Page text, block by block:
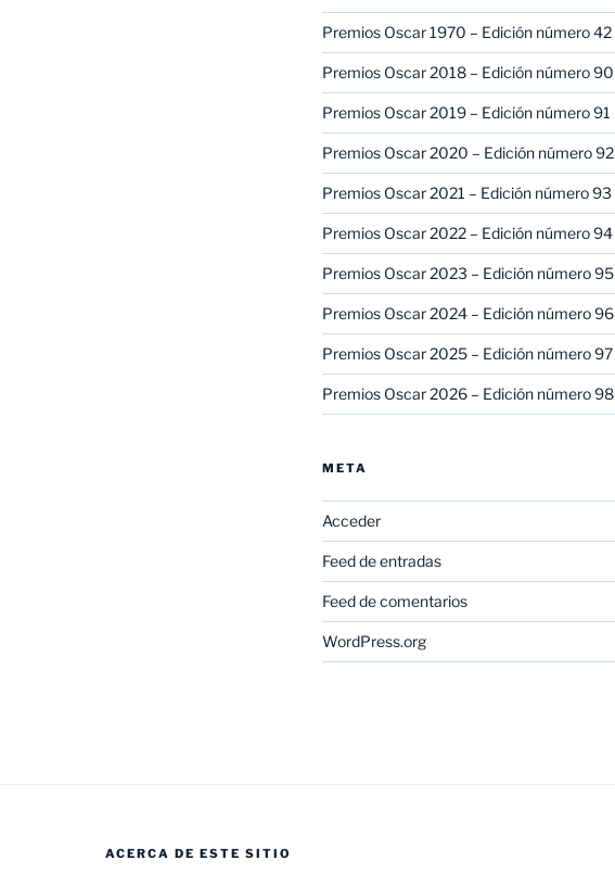
Premios Oscar 1970 – Edición número 42
Premios Oscar 2018 – Edición número 90
Premios Oscar 2019 – Edición número 91
Premios Oscar 2020 – Edición número 92
Premios Oscar 2021 – Edición número 93
Premios Oscar 2022 – Edición número 94
Premios Oscar 2023 – Edición número 95
Premios Oscar 2024 – Edición número 96
Premios Oscar 2025 – Edición número 97
Premios Oscar 2026 – Edición número 98
META
Acceder
Feed de entradas
Feed de comentarios
WordPress.org
ACERCA DE ESTE SITIO